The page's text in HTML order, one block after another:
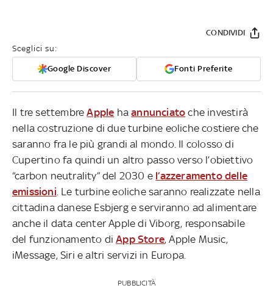
Sceglici su:
Google Discover Fonti Preferite
CONDIVIDI
Il tre settembreApple haannunciato che investirà
nella costruzione di due turbine eoliche costiere che
saranno fra le più grandi al mondo. Il colosso di
Cupertino fa quindi un altro passo verso l’obiettivo
“carbon neutrality” del 2030 e l’azzeramento delle
emissioni . Le turbine eoliche saranno realizzate nella
cittadina danese Esbjerg e serviranno ad alimentare
anche il data center Apple di Viborg, responsabile
del funzionamento diApp Store, Apple Music,
iMessage, Siri e altri servizi in Europa.
PUBBLICITÀ